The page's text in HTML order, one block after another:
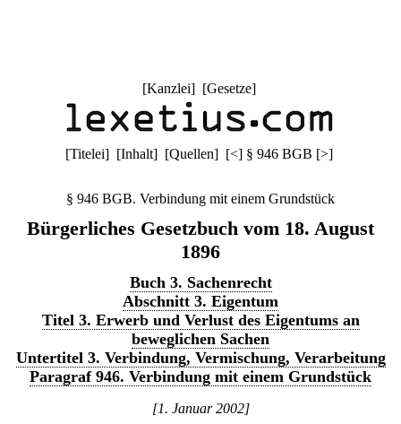
[Kanzlei] [Gesetze]
[Titelei] [Inhalt] [Quellen] [<] § 946 BGB [>]
§ 946 BGB. Verbindung mit einem Grundstück
Bürgerliches Gesetzbuch vom 18. August
1896
Buch 3. Sachenrecht
Abschnitt 3. Eigentum
Titel 3. Erwerb und Verlust des Eigentums an
beweglichen Sachen
Untertitel 3. Verbindung, Vermischung, Verarbeitung
Paragraf 946. Verbindung mit einem Grundstück
[1. Januar 2002]